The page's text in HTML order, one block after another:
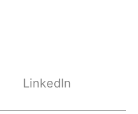
LinkedIn